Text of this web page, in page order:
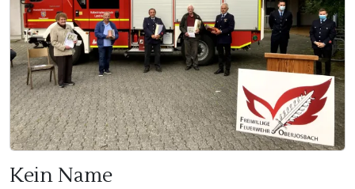
Kein Name